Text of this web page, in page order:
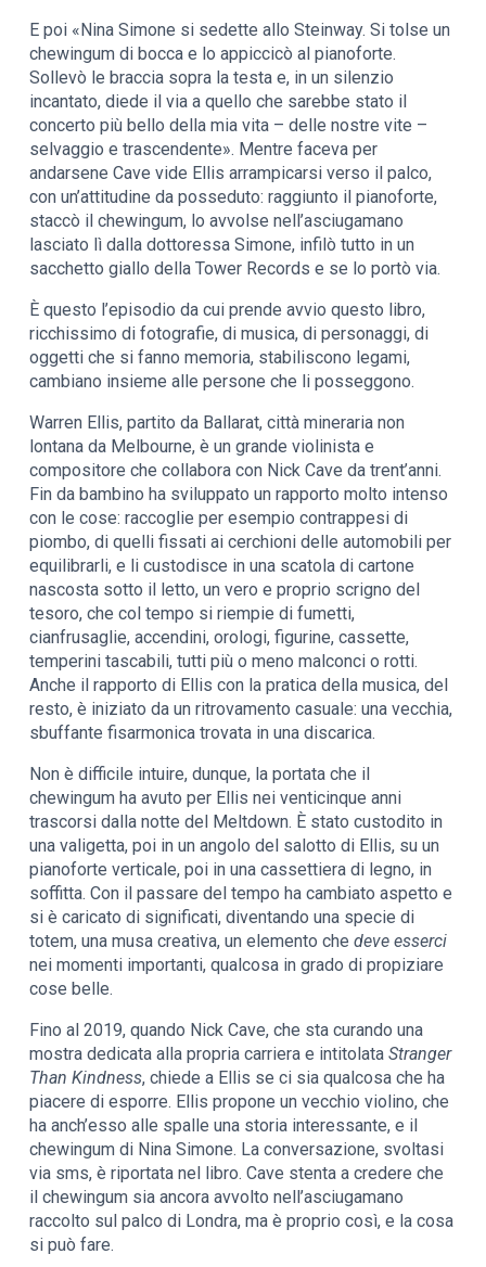
E poi «Nina Simone si sedette allo Steinway. Si tolse un
chewingum di bocca e lo appiccicò al pianoforte.
Sollevò le braccia sopra la testa e, in un silenzio
incantato, diede il via a quello che sarebbe stato il
concerto più bello della mia vita – delle nostre vite –
selvaggio e trascendente». Mentre faceva per
andarsene Cave vide Ellis arrampicarsi verso il palco,
con un’attitudine da posseduto: raggiunto il pianoforte,
staccò il chewingum, lo avvolse nell’asciugamano
lasciato lì dalla dottoressa Simone, infilò tutto in un
sacchetto giallo della Tower Records e se lo portò via.
È questo l’episodio da cui prende avvio questo libro,
ricchissimo di fotografie, di musica, di personaggi, di
oggetti che si fanno memoria, stabiliscono legami,
cambiano insieme alle persone che li posseggono.
Warren Ellis, partito da Ballarat, città mineraria non
lontana da Melbourne, è un grande violinista e
compositore che collabora con Nick Cave da trent’anni.
Fin da bambino ha sviluppato un rapporto molto intenso
con le cose: raccoglie per esempio contrappesi di
piombo, di quelli fissati ai cerchioni delle automobili per
equilibrarli, e li custodisce in una scatola di cartone
nascosta sotto il letto, un vero e proprio scrigno del
tesoro, che col tempo si riempie di fumetti,
cianfrusaglie, accendini, orologi, figurine, cassette,
temperini tascabili, tutti più o meno malconci o rotti.
Anche il rapporto di Ellis con la pratica della musica, del
resto, è iniziato da un ritrovamento casuale: una vecchia,
sbuffante fisarmonica trovata in una discarica.
Non è difficile intuire, dunque, la portata che il
chewingum ha avuto per Ellis nei venticinque anni
trascorsi dalla notte del Meltdown. È stato custodito in
una valigetta, poi in un angolo del salotto di Ellis, su un
pianoforte verticale, poi in una cassettiera di legno, in
soffitta. Con il passare del tempo ha cambiato aspetto e
si è caricato di significati, diventando una specie di
totem, una musa creativa, un elemento chedeve esserci
nei momenti importanti, qualcosa in grado di propiziare
cose belle.
Fino al 2019, quando Nick Cave, che sta curando una
mostra dedicata alla propria carriera e intitolataStranger
Than Kindness, chiede a Ellis se ci sia qualcosa che ha
piacere di esporre. Ellis propone un vecchio violino, che
ha anch’esso alle spalle una storia interessante, e il
chewingum di Nina Simone. La conversazione, svoltasi
via sms, è riportata nel libro. Cave stenta a credere che
il chewingum sia ancora avvolto nell’asciugamano
raccolto sul palco di Londra, ma è proprio così, e la cosa
si può fare.